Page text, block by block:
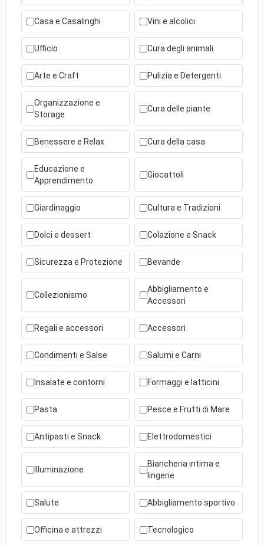
Casa e Casalinghi Vini e alcolici
Ufficio Cura degli animali
Arte e Craft Pulizia e Detergenti
Organizzazione e
Storage
Cura delle piante
Benessere e Relax Cura della casa
Educazione e
Apprendimento
Giocattoli
Giardinaggio Cultura e Tradizioni
Dolci e dessert Colazione e Snack
Sicurezza e Protezione Bevande
Collezionismo
Abbigliamento e
Accessori
Regali e accessori Accessori
Condimenti e Salse Salumi e Carni
Insalate e contorni Formaggi e latticini
Pasta Pesce e Frutti di Mare
Antipasti e Snack Elettrodomestici
Illuminazione
Biancheria intima e
lingerie
Salute Abbigliamento sportivo
Officina e attrezzi Tecnologico